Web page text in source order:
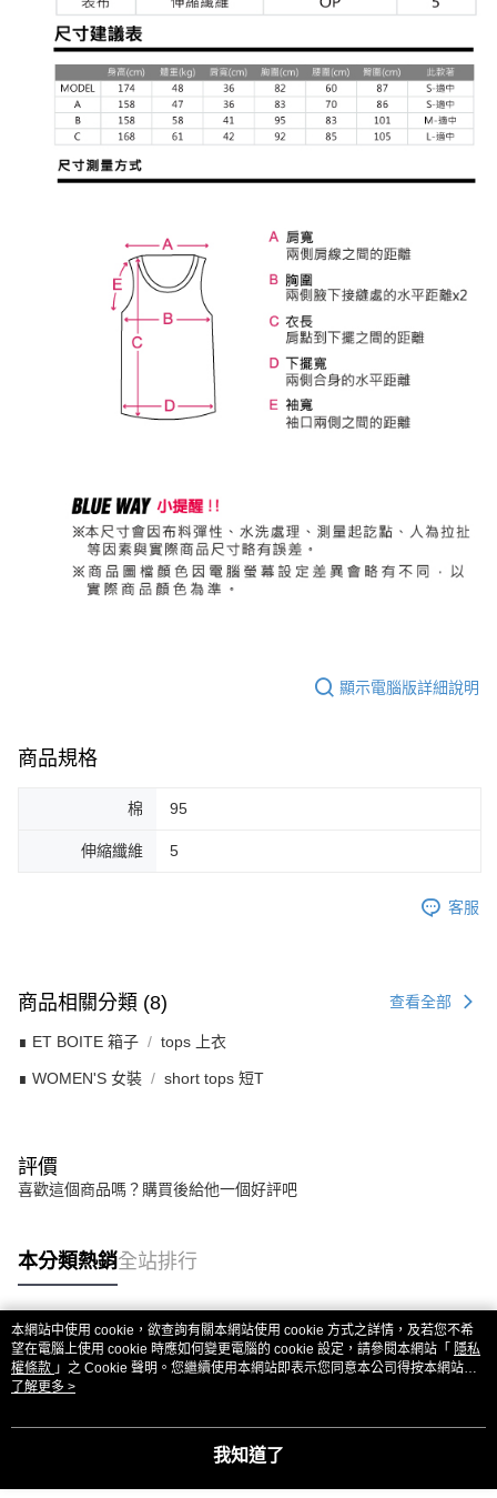
顯示電腦版詳細說明
商品規格
棉 95
伸縮纖維 5
客服
商品相關分類 (8) 查看全部
∎ ET BOITE 箱子 tops 上衣
∎ WOMEN'S 女裝 short tops 短T
評價
喜歡這個商品嗎？購買後給他一個好評吧
本分類熱銷全站排行
熱門標籤
本網站中使用 cookie，欲查詢有關本網站使用 cookie 方式之詳情，及若您不希
望在電腦上使用 cookie 時應如何變更電腦的 cookie 設定，請參閱本網站「 隱私
權條款 」之 Cookie 聲明。您繼續使用本網站即表示您同意本公司得按本網站使
用條款之 Cookie 聲明使用 cookie。
了解更多 >
我知道了